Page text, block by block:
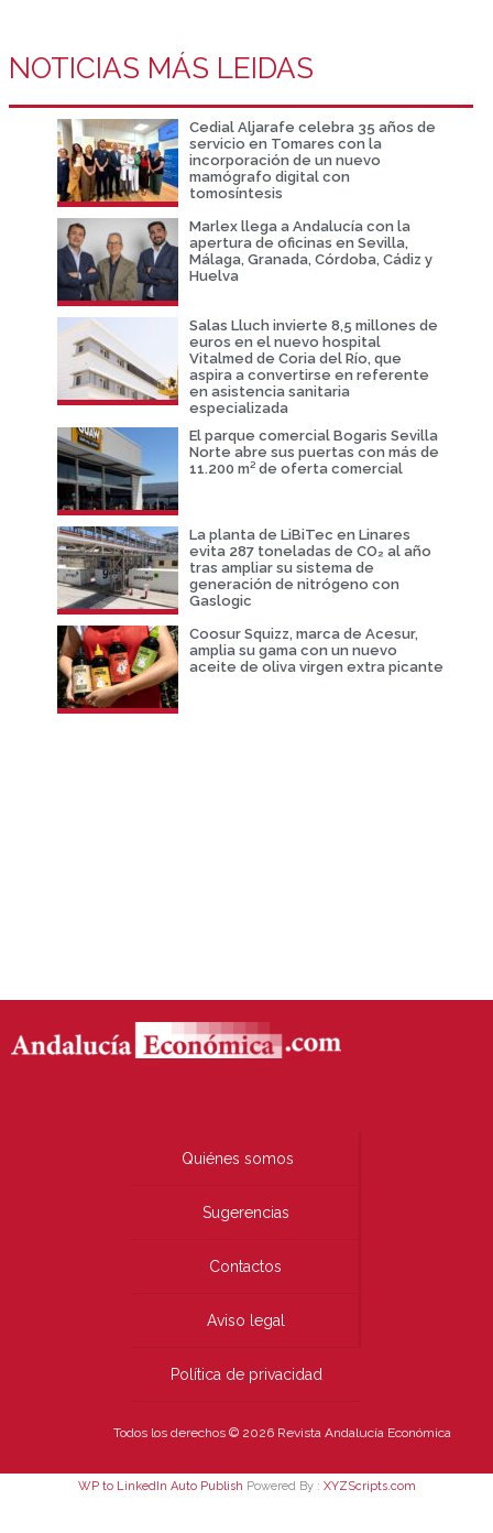
NOTICIAS MÁS LEIDAS
Cedial Aljarafe celebra 35 años de
servicio en Tomares con la
incorporación de un nuevo
mamógrafo digital con
tomosíntesis
Marlex llega a Andalucía con la
apertura de oficinas en Sevilla,
Málaga, Granada, Córdoba, Cádiz y
Huelva
Salas Lluch invierte 8,5 millones de
euros en el nuevo hospital
Vitalmed de Coria del Río, que
aspira a convertirse en referente
en asistencia sanitaria
especializada
El parque comercial Bogaris Sevilla
Norte abre sus puertas con más de
11.200 m² de oferta comercial
La planta de LiBiTec en Linares
evita 287 toneladas de CO₂ al año
tras ampliar su sistema de
generación de nitrógeno con
Gaslogic
Coosur Squizz, marca de Acesur,
amplia su gama con un nuevo
aceite de oliva virgen extra picante
Quiénes somos
Sugerencias
Contactos
Aviso legal
Política de privacidad
Todos los derechos © 2026 Revista Andalucía Económica
WP to LinkedIn Auto Publish Powered By : XYZScripts.com